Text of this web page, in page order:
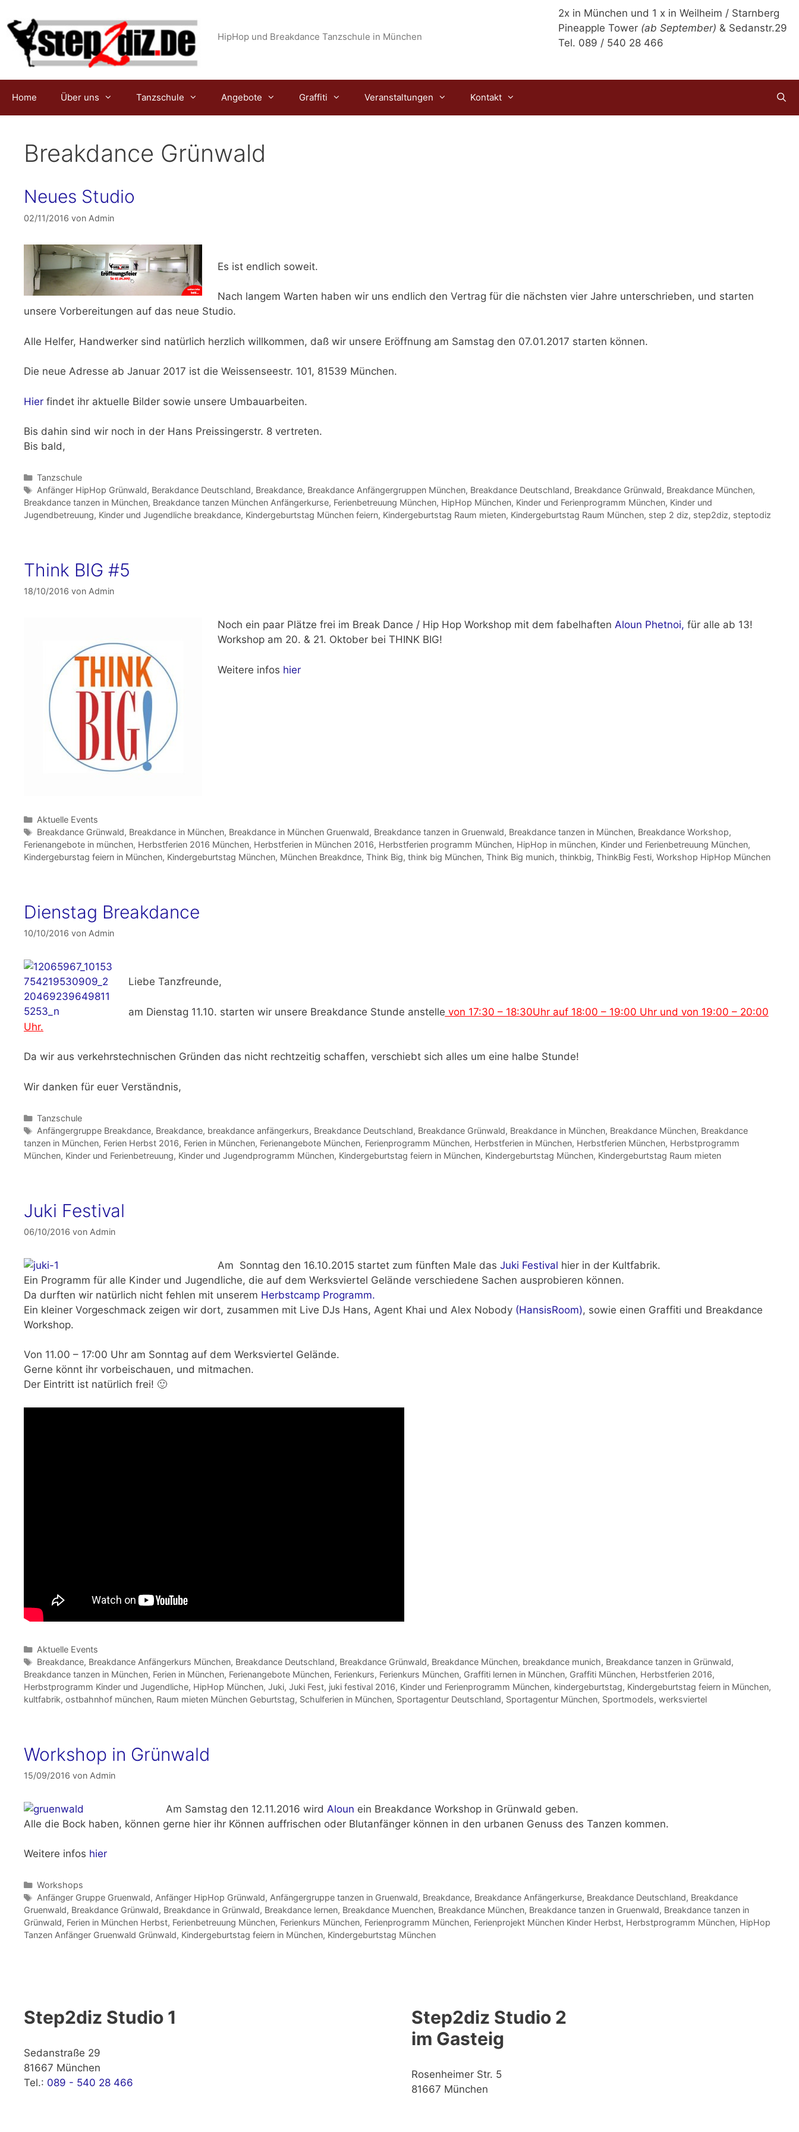
Inhalt
springen
2x in München und 1 x in Weilheim / Starnberg
Pineapple Tower (ab September) & Sedanstr.29
Tel. 089 / 540 28 466
HipHop und Breakdance Tanzschule in München
Home Über uns Tanzschule Angebote Graffiti Veranstaltungen Kontakt
Breakdance Grünwald
Neues Studio
02/11/2016 von Admin
Es ist endlich soweit.
Nach langem Warten haben wir uns endlich den Vertrag für die nächsten vier Jahre unterschrieben, und starten
unsere Vorbereitungen auf das neue Studio.
Alle Helfer, Handwerker sind natürlich herzlich willkommen, daß wir unsere Eröffnung am Samstag den 07.01.2017 starten können.
Die neue Adresse ab Januar 2017 ist die Weissenseestr. 101, 81539 München.
Hier findet ihr aktuelle Bilder sowie unsere Umbauarbeiten.
Bis dahin sind wir noch in der Hans Preissingerstr. 8 vertreten.
Bis bald,
Kategorien
Tanzschule
Schlagwörter
Anfänger HipHop Grünwald, Berakdance Deutschland, Breakdance, Breakdance Anfängergruppen München, Breakdance Deutschland, Breakdance Grünwald, Breakdance München,
Breakdance tanzen in München, Breakdance tanzen München Anfängerkurse, Ferienbetreuung München, HipHop München, Kinder und Ferienprogramm München, Kinder und
Jugendbetreuung, Kinder und Jugendliche breakdance, Kindergeburtstag München feiern, Kindergeburtstag Raum mieten, Kindergeburtstag Raum München, step 2 diz, step2diz, steptodiz
Think BIG #5
18/10/2016 von Admin
Noch ein paar Plätze frei im Break Dance / Hip Hop Workshopmit dem fabelhaften Aloun Phetnoi, für alle ab 13!
Workshop am 20. & 21. Oktober bei THINK BIG!
Weitere infos hier
Kategorien
Aktuelle Events
Schlagwörter
Breakdance Grünwald, Breakdance in München, Breakdance in München Gruenwald, Breakdance tanzen in Gruenwald, Breakdance tanzen in München, Breakdance Workshop,
Ferienangebote in münchen, Herbstferien 2016 München, Herbstferien in München 2016, Herbstferien programm München, HipHop in münchen, Kinder und Ferienbetreuung München,
Kindergeburstag feiern in München, Kindergeburtstag München, München Breakdnce, Think Big, think big München, Think Big munich, thinkbig, ThinkBig Festi, Workshop HipHop München
Dienstag Breakdance
10/10/2016 von Admin
Liebe Tanzfreunde,
am Dienstag 11.10. starten wir unsere Breakdance Stunde anstelle von 17:30 – 18:30Uhr auf 18:00 – 19:00 Uhr und von 19:00 – 20:00
Uhr.
Da wir aus verkehrstechnischen Gründen das nicht rechtzeitig schaffen, verschiebt sich alles um eine halbe Stunde!
Wir danken für euer Verständnis,
Kategorien
Tanzschule
Schlagwörter
Anfängergruppe Breakdance, Breakdance, breakdance anfängerkurs, Breakdance Deutschland, Breakdance Grünwald, Breakdance in München, Breakdance München, Breakdance
tanzen in München, Ferien Herbst 2016, Ferien in München, Ferienangebote München, Ferienprogramm München, Herbstferien in München, Herbstferien München, Herbstprogramm
München, Kinder und Ferienbetreuung, Kinder und Jugendprogramm München, Kindergeburtstag feiern in München, Kindergeburtstag München, Kindergeburtstag Raum mieten
Juki Festival
06/10/2016 von Admin
Am Sonntag den 16.10.2015startet zum fünften Male das Juki Festival hier in der Kultfabrik.
Ein Programm für alle Kinder und Jugendliche, die auf dem Werksviertel Gelände verschiedene Sachen ausprobieren können.
Da durften wir natürlich nicht fehlen mit unserem Herbstcamp Programm.
Ein kleiner Vorgeschmack zeigen wir dort, zusammen mit Live DJs Hans, Agent Khai und Alex Nobody (HansisRoom), sowie einen Graffiti und Breakdance
Workshop.
Von 11.00 – 17:00 Uhr am Sonntag auf dem Werksviertel Gelände.
Gerne könnt ihr vorbeischauen, und mitmachen.
Der Eintritt ist natürlich frei! 🙂
Kategorien
Aktuelle Events
Schlagwörter
Breakdance, Breakdance Anfängerkurs München, Breakdance Deutschland, Breakdance Grünwald, Breakdance München, breakdance munich, Breakdance tanzen in Grünwald,
Breakdance tanzen in München, Ferien in München, Ferienangebote München, Ferienkurs, Ferienkurs München, Graffiti lernen in München, Graffiti München, Herbstferien 2016,
Herbstprogramm Kinder und Jugendliche, HipHop München, Juki, Juki Fest, juki festival 2016, Kinder und Ferienprogramm München, kindergeburtstag, Kindergeburtstag feiern in München,
kultfabrik, ostbahnhof münchen, Raum mieten München Geburtstag, Schulferien in München, Sportagentur Deutschland, Sportagentur München, Sportmodels, werksviertel
Workshop in Grünwald
15/09/2016 von Admin
Am Samstag den 12.11.2016 wird Aloun ein Breakdance Workshop in Grünwald geben.
Alle die Bock haben, können gerne hier ihr Können auffrischen oder Blutanfänger können in den urbanen Genuss des Tanzen kommen.
Weitere infos hier
Kategorien
Workshops
Schlagwörter
Anfänger Gruppe Gruenwald, Anfänger HipHop Grünwald, Anfängergruppe tanzen in Gruenwald, Breakdance, Breakdance Anfängerkurse, Breakdance Deutschland, Breakdance
Gruenwald, Breakdance Grünwald, Breakdance in Grünwald, Breakdance lernen, Breakdance Muenchen, Breakdance München, Breakdance tanzen in Gruenwald, Breakdance tanzen in
Grünwald, Ferien in München Herbst, Ferienbetreuung München, Ferienkurs München, Ferienprogramm München, Ferienprojekt München Kinder Herbst, Herbstprogramm München, HipHop
Tanzen Anfänger Gruenwald Grünwald, Kindergeburtstag feiern in München, Kindergeburtstag München
Step2diz Studio 1
Sedanstraße 29
81667 München
Tel.: 089 - 540 28 466
Step2diz Studio 2
im Gasteig
Rosenheimer Str. 5
81667 München